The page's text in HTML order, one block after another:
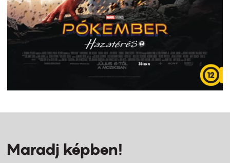
Maradj képben!